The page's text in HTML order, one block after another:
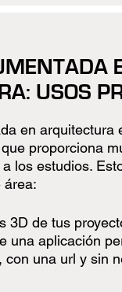
USOS
en arquitectura
proporciona
los estudios.
área:
3D de tus
una aplicación
con una url y sin